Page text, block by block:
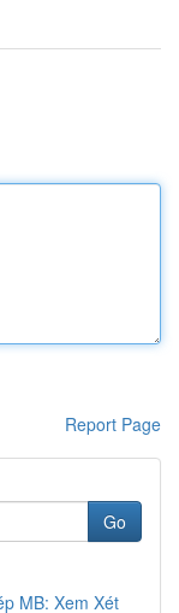
Report Page
Go
MB: Xem Xét